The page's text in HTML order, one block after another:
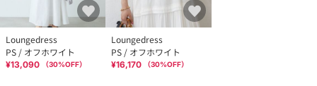
Loungedress
PS / オフホワイト
¥13,090 （30%OFF）
Loungedress
PS / オフホワイト
¥16,170 （30%OFF）